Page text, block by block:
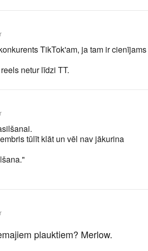
TikTok'am, ja tam ir cienījams
netur līdzi TT.
tūlīt klāt un vēl nav jākurina
plauktiem? Merlow.